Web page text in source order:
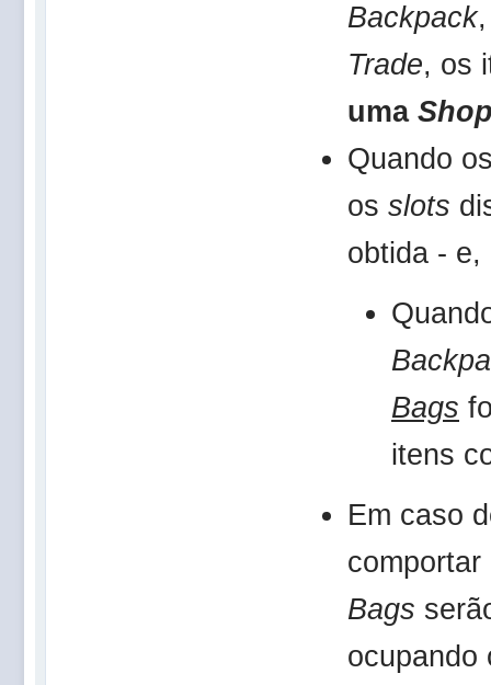
Backpack
Trade, os
uma
Quando
os slots
obtida -
Bags
itens
Em caso
Bags